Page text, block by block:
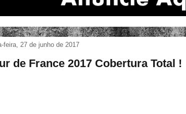
feira, 27 de junho de 2017
de France 2017 Cobertura Total !